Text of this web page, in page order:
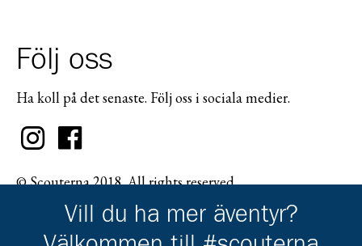
Följ oss
Ha koll på det senaste. Följ oss i sociala medier.
© Scouterna 2018. All rights reserved.
Vill du ha mer äventyr?